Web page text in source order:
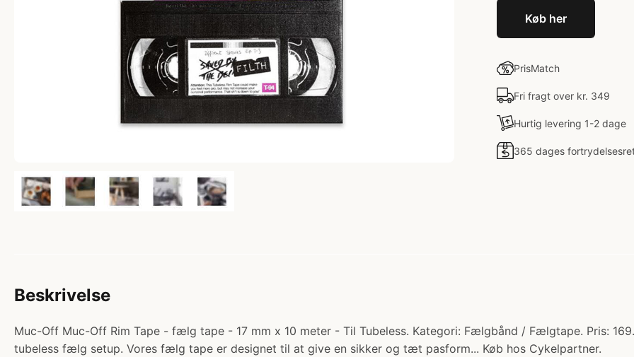
Køb her
PrisMatch
Fri fragt over kr. 349
Hurtig levering 1-2 dage
365 dages
Beskrivelse
Muc-Off Muc-Off Rim Tape - fælg tape - 17 mm x 10 meter - Til Tubeless. Kategori: Fælgbånd / Fælgtape. Pris:
tubeless fælg setup. Vores fælg tape er designet til at give en sikker og tæt pasform... Køb hos Cykelpartner.